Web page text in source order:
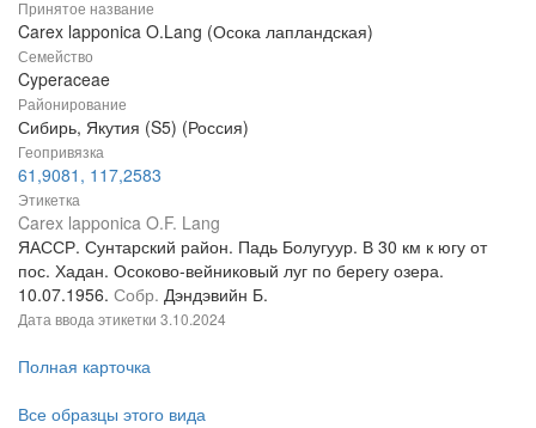
Принятое название
Carex lapponica O.Lang (Осока лапландская)
Семейство
Cyperaceae
Районирование
Сибирь, Якутия (S5) (Россия)
Геопривязка
61,9081, 117,2583
Этикетка
Carex lapponica O.F. Lang
ЯАССР. Сунтарский район. Падь Болугуур. В 30 км к югу от
пос. Хадан. Осоково-вейниковый луг по берегу озера.
10.07.1956. Собр. Дэндэвийн Б.
Дата ввода этикетки 3.10.2024
Полная карточка
Все образцы этого вида